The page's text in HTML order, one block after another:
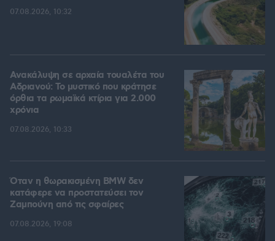
07.08.2026, 10:32
Ανακάλυψη σε αρχαία τουαλέτα του
Αδριανού: Το μυστικό που κράτησε
όρθια τα ρωμαϊκά κτίρια για 2.000
χρόνια
07.08.2026, 10:33
Όταν η θωρακισμένη BMW δεν
κατάφερε να προστατεύσει τον
Ζαμπούνη από τις σφαίρες
07.08.2026, 19:08